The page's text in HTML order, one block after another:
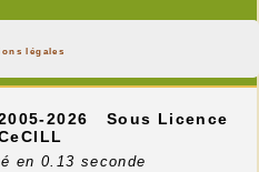
légales
2026
Sous Licence
en 0.13 seconde